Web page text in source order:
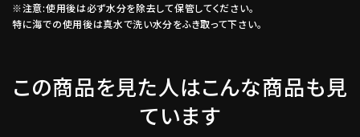
※注意:使用後は必ず水分を除去して保管してください。
特に海での使用後は真水で洗い水分をふき取って下さい。
この商品を見た人はこんな商品も見
ています